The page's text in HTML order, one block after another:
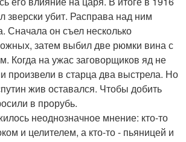
зверски убит. Расправа над ним
Сначала он съел несколько
затем выбил две рюмки вина с
Когда на ужас заговорщиков яд не
произвели в старца два выстрела. Но
жив оставался. Чтобы добить
в прорубь.
неоднозначное мнение: кто-то
и целителем, а кто-то - пьяницей и